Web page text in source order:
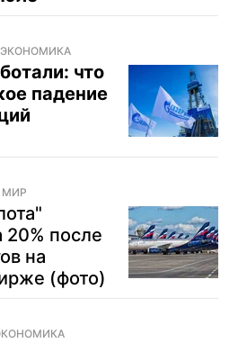
ЭКОНОМИКА
что
падение
МИР
20% после
на
(фото)